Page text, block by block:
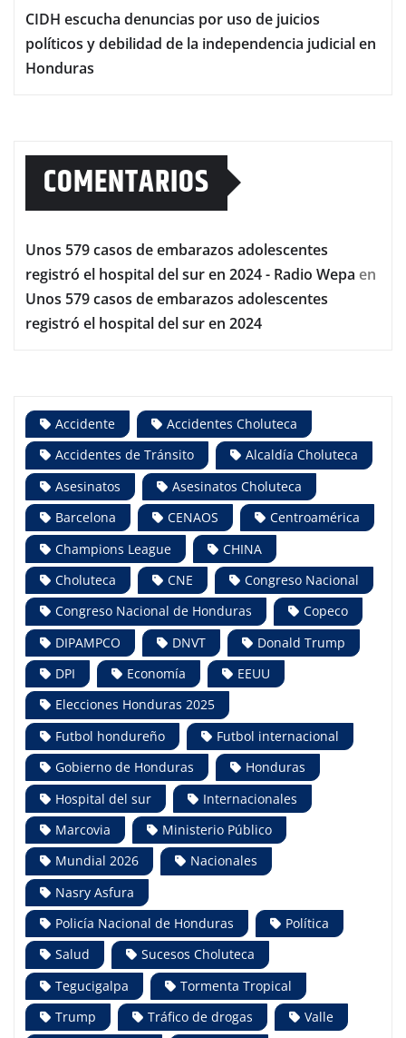
CIDH escucha denuncias por uso de juicios
políticos y debilidad de la independencia judicial en
Honduras
COMENTARIOS
Unos 579 casos de embarazos adolescentes
registró el hospital del sur en 2024 - Radio Wepa en
Unos 579 casos de embarazos adolescentes
registró el hospital del sur en 2024
Accidente
Accidentes Choluteca
Accidentes de Tránsito
Alcaldía Choluteca
Asesinatos
Asesinatos Choluteca
Barcelona
CENAOS
Centroamérica
Champions League
CHINA
Choluteca
CNE
Congreso Nacional
Congreso Nacional de Honduras
Copeco
DIPAMPCO
DNVT
Donald Trump
DPI
Economía
EEUU
Elecciones Honduras 2025
Futbol hondureño
Futbol internacional
Gobierno de Honduras
Honduras
Hospital del sur
Internacionales
Marcovia
Ministerio Público
Mundial 2026
Nacionales
Nasry Asfura
Policía Nacional de Honduras
Política
Salud
Sucesos Choluteca
Tegucigalpa
Tormenta Tropical
Trump
Tráfico de drogas
Valle